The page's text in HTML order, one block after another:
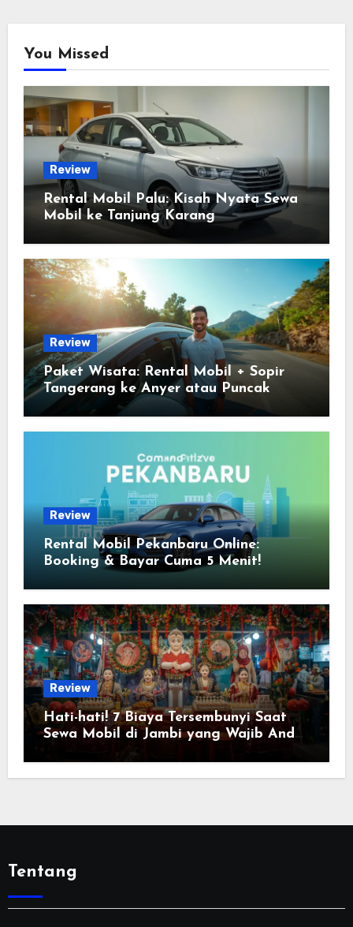
You Missed
Review
Rental Mobil Palu: Kisah Nyata Sewa
Mobil ke Tanjung Karang
Review
Paket Wisata: Rental Mobil + Sopir
Tangerang ke Anyer atau Puncak
Review
Rental Mobil Pekanbaru Online:
Booking & Bayar Cuma 5 Menit!
Review
Hati-hati! 7 Biaya Tersembunyi Saat
Sewa Mobil di Jambi yang Wajib Anda
Tentang